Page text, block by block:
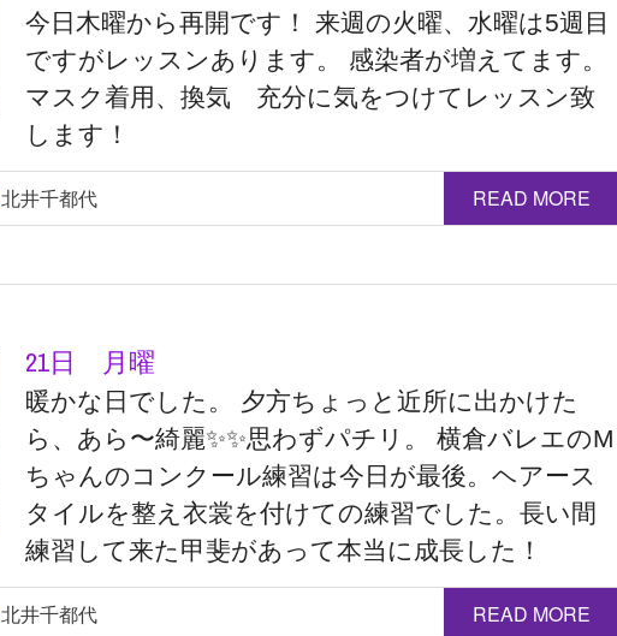
今日木曜から再開です！ 来週の火曜、水曜は5週目
ですがレッスンあります。 感染者が増えてます。
マスク着用、換気 充分に気をつけてレッスン致
します！
北井千都代 READ MORE
21日 月曜
暖かな日でした。 夕方ちょっと近所に出かけた
ら、あら〜綺麗✨✨思わずパチリ。 横倉バレエのM
ちゃんのコンクール練習は今日が最後。ヘアース
タイルを整え衣裳を付けての練習でした。長い間
練習して来た甲斐があって本当に成長した！
北井千都代 READ MORE